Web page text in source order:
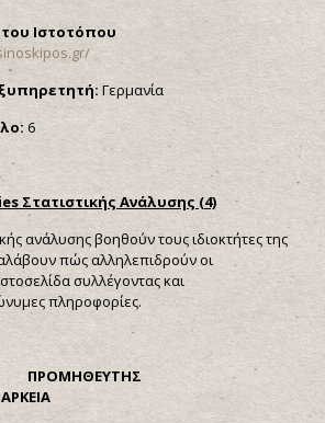
του Ιστοτόπου
Γερμανία
6
Στατιστικής Ανάλυσης (4)
ανάλυσης βοηθούν τους ιδιοκτήτες της
πώς αλληλεπιδρούν οι
συλλέγοντας και
πληροφορίες.
ΠΡΟΜΗΘΕΥΤΗΣ